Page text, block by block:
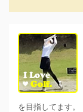
を目指してます。